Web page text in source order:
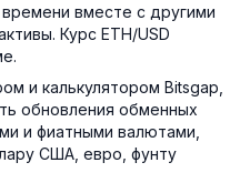
вместе с другими
Курс ETH/USD
и калькулятором Bitsgap,
обновления обменных
и фиатными валютами,
США, евро, фунту